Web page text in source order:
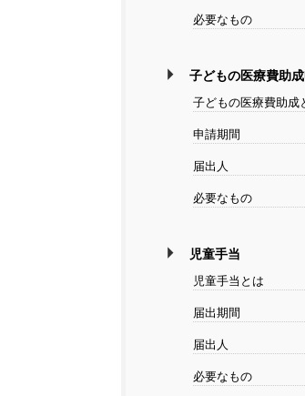
必要なもの
子どもの医療費助
子どもの医療費助成
申請期間
届出人
必要なもの
児童手当
児童手当とは
届出期間
届出人
必要なもの